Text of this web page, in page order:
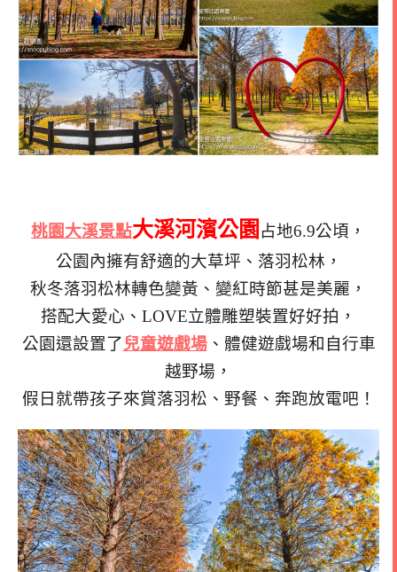
桃園大溪景點大溪河濱公園 占地6.9公頃，
公園內擁有舒適的大草坪、落羽松林，
秋冬落羽松林轉色變黃、變紅時節甚是美麗，
搭配大愛心、LOVE立體雕塑裝置好好拍，
公園還設置了 兒童遊戲場、體健遊戲場和自行車
越野場，
假日就帶孩子來賞落羽松、野餐、奔跑放電吧！